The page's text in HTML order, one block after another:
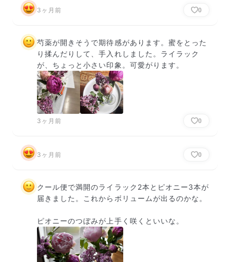
3ヶ月前 0
芍薬が開きそうで期待感があります。蜜をとった
り揉んだりして、手入れしました。ライラック
が、ちょっと小さい印象。可愛がります。
3ヶ月前 0
3ヶ月前 0
クール便で満開のライラック2本とピオニー3本が
届きました。これからボリュームが出るのかな。
ピオニーのつぼみが上手く咲くといいな。